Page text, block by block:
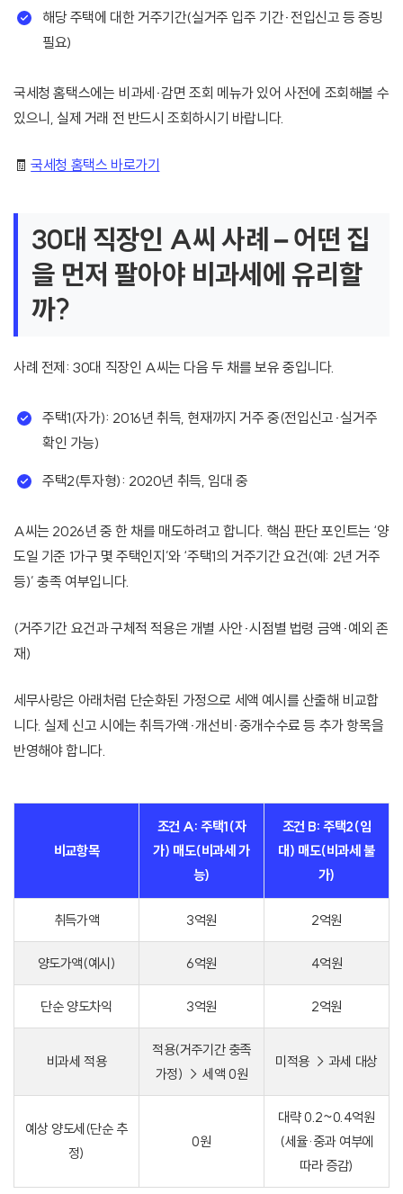
해당 주택에 대한 거주기간(실거주 입주 기간·전입신고 등 증빙
필요)
국세청 홈택스에는 비과세·감면 조회 메뉴가 있어 사전에 조회해볼 수
있으니, 실제 거래 전 반드시 조회하시기 바랍니다.
🧾국세청 홈택스 바로가기
30대 직장인 A씨 사례 – 어떤 집
을 먼저 팔아야 비과세에 유리할
까?
사례 전제: 30대 직장인 A씨는 다음 두 채를 보유 중입니다.
주택1(자가): 2016년 취득, 현재까지 거주 중(전입신고·실거주
확인 가능)
주택2(투자형): 2020년 취득, 임대 중
A씨는 2026년 중 한 채를 매도하려고 합니다. 핵심 판단 포인트는 ‘양
도일 기준 1가구 몇 주택인지’와 ‘주택1의 거주기간 요건(예: 2년 거주
등)’ 충족 여부입니다.
(거주기간 요건과 구체적 적용은 개별 사안·시점별 법령 금액·예외 존
재)
세무사랑은 아래처럼 단순화된 가정으로 세액 예시를 산출해 비교합
니다. 실제 신고 시에는 취득가액·개선비·중개수수료 등 추가 항목을
반영해야 합니다.
비교항목
조건 A: 주택1(자
가) 매도(비과세 가
능)
조건 B: 주택2(임
대) 매도(비과세 불
가)
취득가액 3억원 2억원
양도가액(예시) 6억원 4억원
단순 양도차익 3억원 2억원
비과세 적용
적용(거주기간 충족
가정) → 세액 0원
미적용 → 과세 대상
예상 양도세(단순 추
정)
0원
대략 0.2~0.4억원
(세율·중과 여부에
따라 증감)